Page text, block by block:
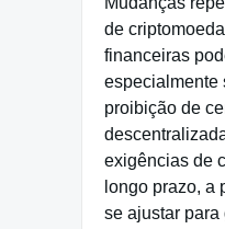
de
financeiras
especialmente
proibição de
exigências de
longo prazo, a
se ajustar para